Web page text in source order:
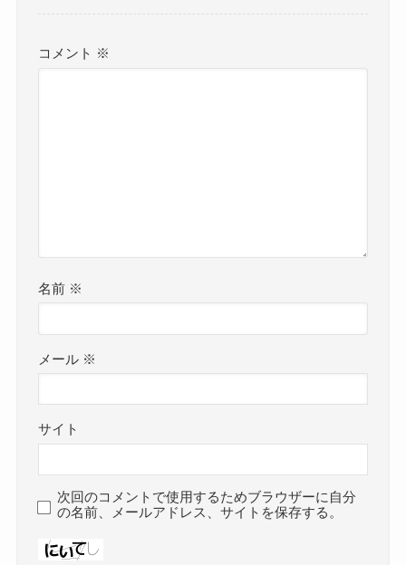
コメント ※
名前 ※
メール ※
サイト
次回のコメントで使用するためブラウザーに自分
の名前、メールアドレス、サイトを保存する。